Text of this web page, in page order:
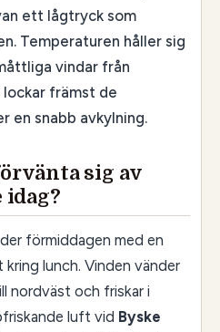
ett lågtryck som
Temperaturen håller sig
vindar från
främst de
en snabb avkylning.
sig av
idag?
förmiddagen med en
lunch. Vinden vänder
nordväst och friskar i
luft vid Byske